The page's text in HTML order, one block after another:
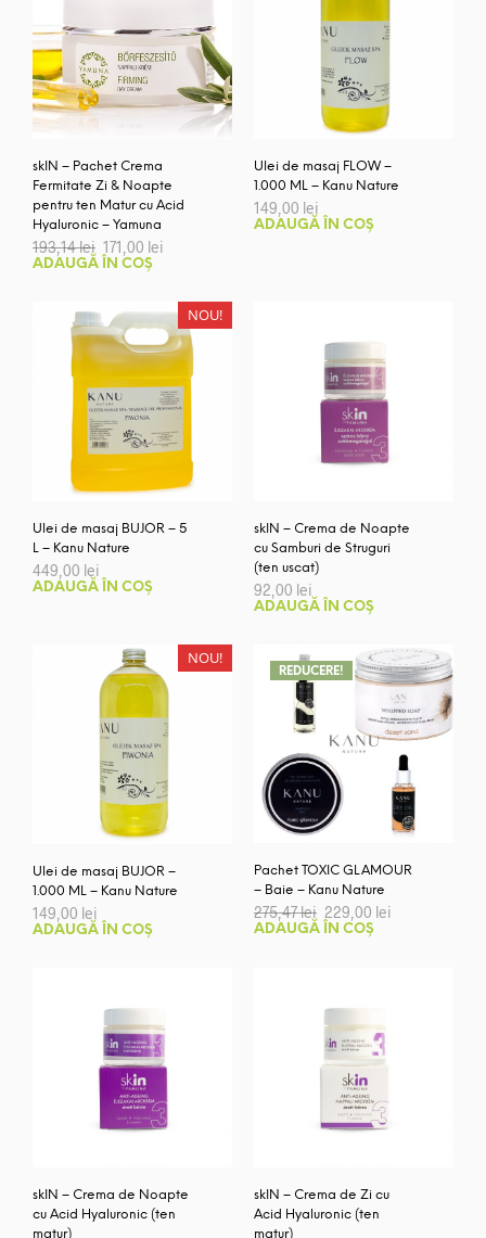
skIN – Pachet Crema
Fermitate Zi & Noapte
pentru ten Matur cu Acid
Hyaluronic – Yamuna
193,14lei Prețul
inițial
193,14 lei.
171,00 lei
ADAUGĂ ÎN COȘ
Ulei de masaj FLOW –
1.000 ML – Kanu Nature
149,00 lei
ADAUGĂ ÎN COȘ
NOU!
Ulei de masaj BUJOR – 5
L – Kanu Nature
449,00 lei
ADAUGĂ ÎN COȘ
skIN – Crema de Noapte
cu Samburi de Struguri
(ten uscat)
92,00 lei
ADAUGĂ ÎN COȘ
NOU!
Ulei de masaj BUJOR –
1.000 ML – Kanu Nature
149,00 lei
ADAUGĂ ÎN COȘ
REDUCERE!
Pachet TOXIC GLAMOUR
– Baie – Kanu Nature
275,47lei Prețul
inițial
229,00 lei
ADAUGĂ ÎN COȘ
skIN – Crema de Noapte
cu Acid Hyaluronic (ten
matur)
skIN – Crema de Zi cu
Acid Hyaluronic (ten
matur)